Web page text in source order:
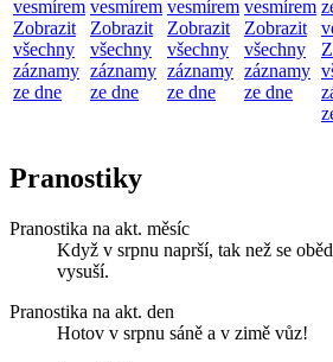
vesmírem
Zobrazit
všechny
záznamy
ze dne
vesmírem
Zobrazit
všechny
záznamy
ze dne
vesmírem
Zobrazit
všechny
záznamy
ze dne
vesmírem
Zobrazit
všechny
záznamy
ze dne
Pranostiky
Pranostika na akt. měsíc
Když v srpnu naprší, tak než se
vysuší.
Pranostika na akt. den
Hotov v srpnu sáně a v zimě vůz!